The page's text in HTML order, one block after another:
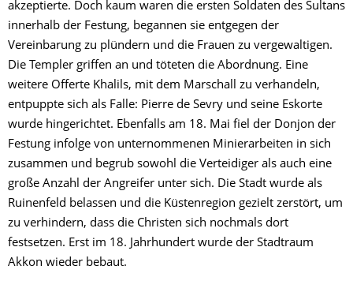
akzeptierte. Doch kaum waren die ersten Soldaten des Sultans
innerhalb der Festung, begannen sie entgegen der
Vereinbarung zu plündern und die Frauen zu vergewaltigen.
Die Templer griffen an und töteten die Abordnung. Eine
weitere Offerte Khalils, mit dem Marschall zu verhandeln,
entpuppte sich als Falle: Pierre de Sevry und seine Eskorte
wurde hingerichtet. Ebenfalls am 18. Mai fiel der Donjon der
Festung infolge von unternommenen Minierarbeiten in sich
zusammen und begrub sowohl die Verteidiger als auch eine
große Anzahl der Angreifer unter sich. Die Stadt wurde als
Ruinenfeld belassen und die Küstenregion gezielt zerstört, um
zu verhindern, dass die Christen sich nochmals dort
festsetzen. Erst im 18. Jahrhundert wurde der Stadtraum
Akkon wieder bebaut.